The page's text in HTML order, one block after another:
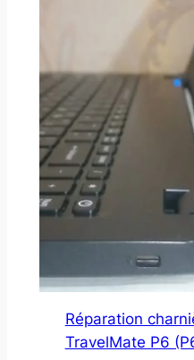
Réparation
TravelMate P6